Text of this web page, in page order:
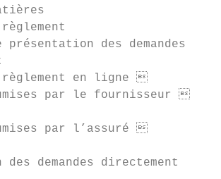
de règlement
de présentation des
de règlement en ligne 
soumises par le
soumises par l’assuré
demandes directement